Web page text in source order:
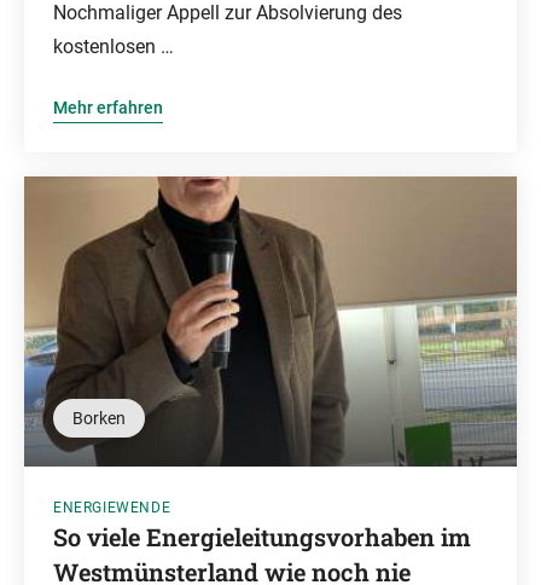
Nochmaliger Appell zur Absolvierung des
kostenlosen …
Mehr erfahren
Borken
ENERGIEWENDE
So viele Energieleitungsvorhaben im
Westmünsterland wie noch nie